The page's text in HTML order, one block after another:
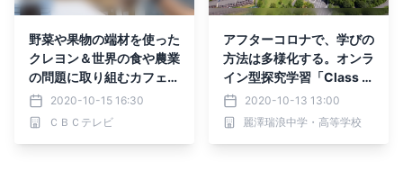
野菜や果物の端材を使った
クレヨン＆世界の食や農業
の問題に取り組むカフェ！
独自アイデアで“持続可能
な社会”を目指す！10/18
（日）BACKSTAGE（バ
2020-10-15 16:30
ＣＢＣテレビ
アフターコロナで、学びの
方法は多様化する。オンラ
イン型探究学習「Class O
n」開催2020-10-13 13:00
麗澤瑞浪中学・高等学校